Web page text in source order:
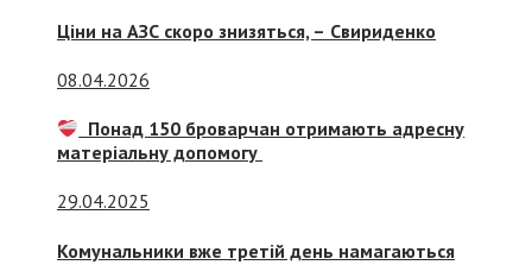
Ціни на АЗС скоро знизяться, – Свириденко
08.04.2026
Понад 150 броварчан отримають адресну
матеріальну допомогу
29.04.2025
Комунальники вже третій день намагаються